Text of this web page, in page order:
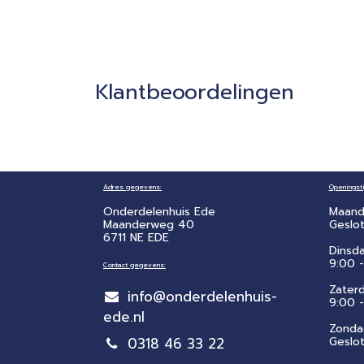
Klantbeoordelingen
Adres gegevens:
Onderdelenhuis Ede
Maanderweg 40
6711 NE EDE
Contact gegevens:
info@onderdelenhuis-
ede.nl
0318 46 33 22
9:00
​9:00